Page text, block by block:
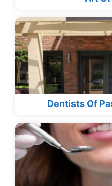
Dentists Of